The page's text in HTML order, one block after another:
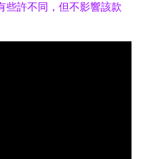
些許不同，但不影響該款